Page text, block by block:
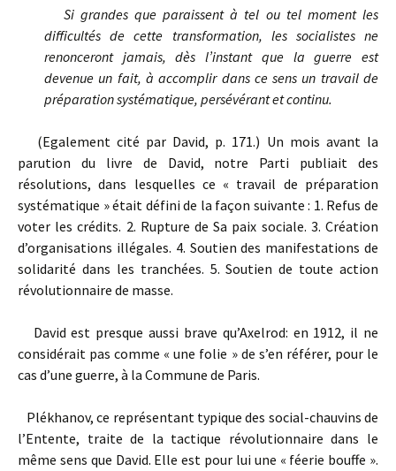
Si grandes que paraissent à tel ou tel moment les
difficultés de cette transformation, les socialistes ne
renonceront jamais, dès l’instant que la guerre est
devenue un fait, à accomplir dans ce sens un travail de
préparation systématique, persévérant et continu.
(Egalement cité par David, p. 171.) Un mois avant la
parution du livre de David, notre Parti publiait des
résolutions, dans lesquelles ce « travail de préparation
systématique » était défini de la façon suivante : 1. Refus de
voter les crédits. 2. Rupture de Sa paix sociale. 3. Création
d’organisations illégales. 4. Soutien des manifestations de
solidarité dans les tranchées. 5. Soutien de toute action
révolutionnaire de masse.
David est presque aussi brave qu’Axelrod: en 1912, il ne
considérait pas comme « une folie » de s’en référer, pour le
cas d’une guerre, à la Commune de Paris.
Plékhanov, ce représentant typique des social-chauvins de
l’Entente, traite de la tactique révolutionnaire dans le
même sens que David. Elle est pour lui une « féerie bouffe ».